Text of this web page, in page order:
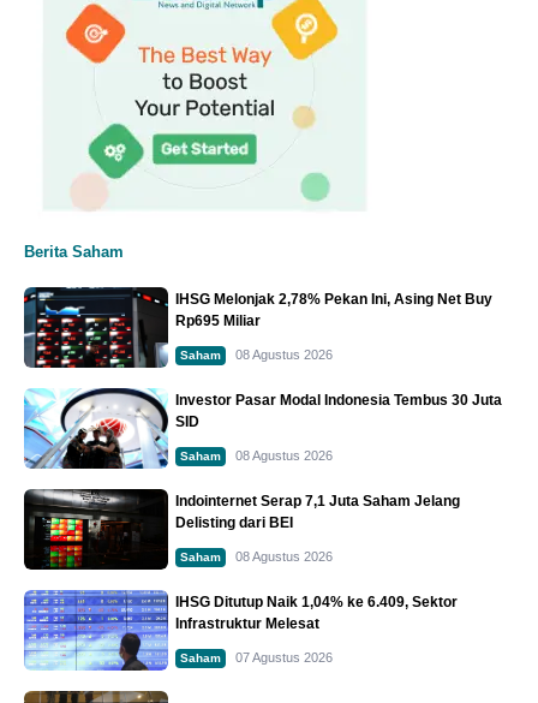
Berita Saham
IHSG Melonjak 2,78% Pekan Ini, Asing Net Buy
Rp695 Miliar
Saham 08 Agustus 2026
Investor Pasar Modal Indonesia Tembus 30 Juta
SID
Saham 08 Agustus 2026
Indointernet Serap 7,1 Juta Saham Jelang
Delisting dari BEI
Saham 08 Agustus 2026
IHSG Ditutup Naik 1,04% ke 6.409, Sektor
Infrastruktur Melesat
Saham 07 Agustus 2026